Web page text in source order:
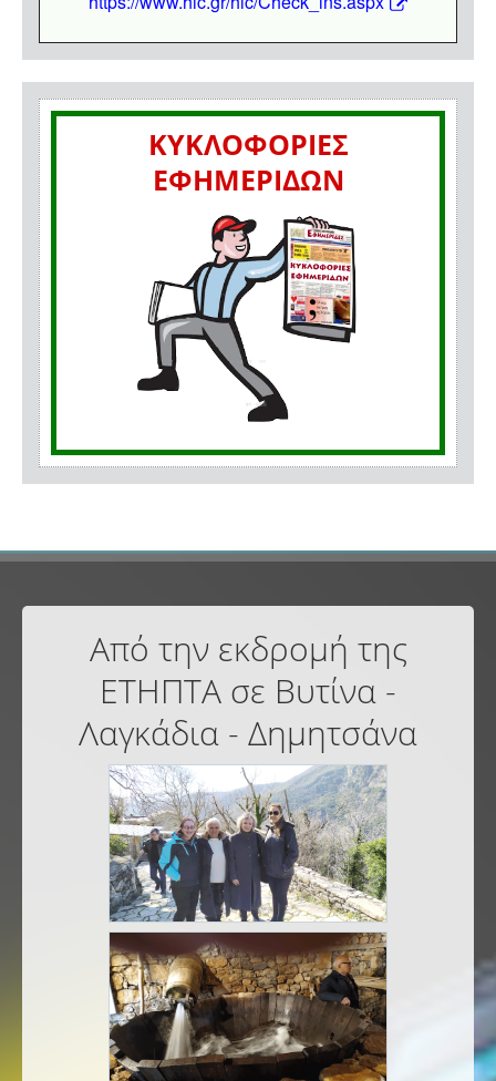
ΚΥΚΛΟΦΟΡΙΕΣ
ΕΦΗΜΕΡΙΔΩΝ
Από την εκδρομή της
ΕΤΗΠΤΑ σε Βυτίνα -
Λαγκάδια - Δημητσάνα